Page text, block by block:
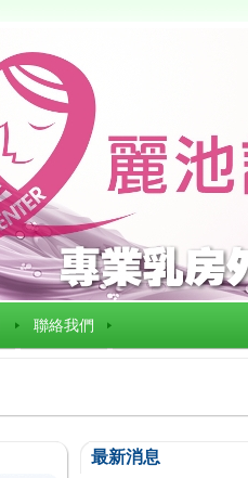
聯絡我們
最新消息